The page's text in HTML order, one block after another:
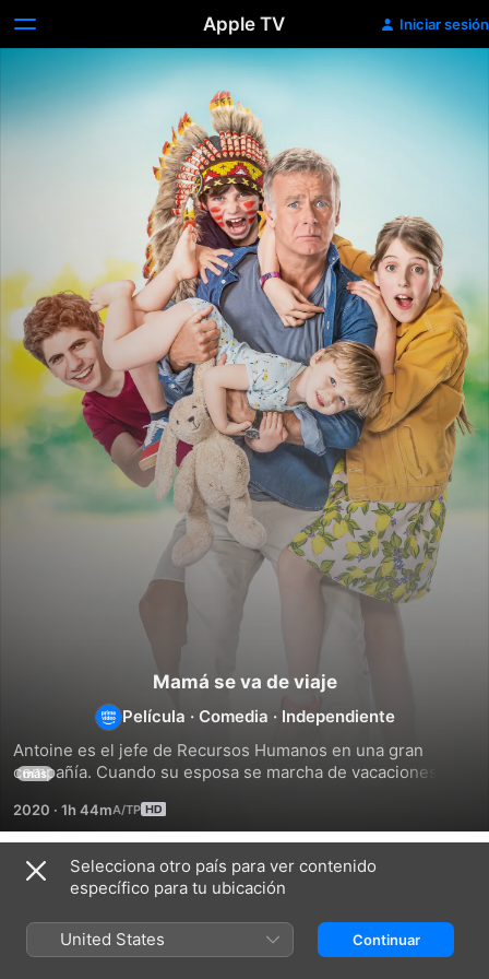
Apple TV Iniciar sesión
Mamá se va de viaje
Película · Comedia · Independiente
Antoine es el jefe de Recursos Humanos en una gran
compañía. Cuando su esposa se marcha de vacaciones y le
todo controlado. Poco se imagina Antoine lo complicado
que puede llegar a ser para un tipo como él.
más
2020 · 1h 44m
Títulos relacionados
mamá
vacaciones!
Selecciona otro país para ver contenido
específico para tu ubicación
United States Continuar